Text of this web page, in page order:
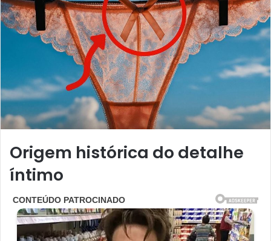
Origem histórica do detalhe
íntimo